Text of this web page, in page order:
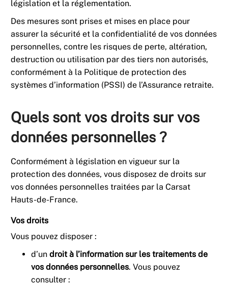
législation et la réglementation.
Des mesures sont prises et mises en place pour
assurer la sécurité et la confidentialité de vos données
personnelles, contre les risques de perte, altération,
destruction ou utilisation par des tiers non autorisés,
conformément à la Politique de protection des
systèmes d’information (PSSI) de l’Assurance retraite.
Quels sont vos droits sur vos
données personnelles ?
Conformément à législation en vigueur sur la
protection des données, vous disposez de droits sur
vos données personnelles traitées par la Carsat
Hauts-de-France.
Vos droits
Vous pouvez disposer :
d’un droit à l’information sur les traitements de
vos données personnelles. Vous pouvez
consulter :